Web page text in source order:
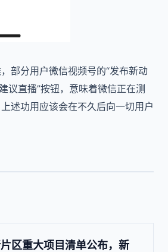
部分用户微信视频号的“发布新动
议直播”按钮，意味着微信正在测
述功用应该会在不久后向一切用户
区重大项目清单公布，新